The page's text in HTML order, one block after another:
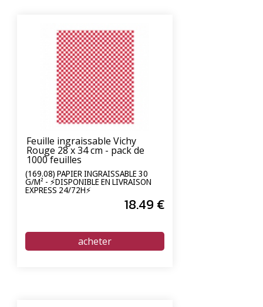
Feuille ingraissable Vichy
Rouge 28 x 34 cm - pack de
1000 feuilles
(169.08) PAPIER INGRAISSABLE 30
G/M² - ⚡DISPONIBLE EN LIVRAISON
EXPRESS 24/72H⚡
18.49 €